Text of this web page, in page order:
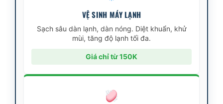
VỆ SINH MÁY LẠNH
Sạch sâu dàn lạnh, dàn nóng. Diệt khuẩn, khử
mùi, tăng độ lạnh tối đa.
Giá chỉ từ 150K